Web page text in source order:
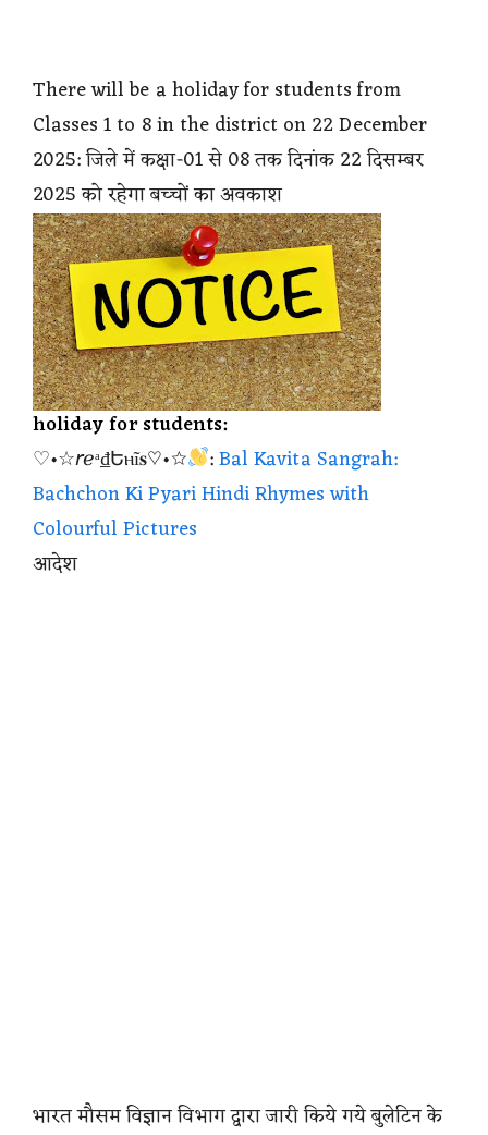
There will be a holiday for students from
Classes 1 to 8 in the district on 22 December
2025: जिले में कक्षा-01 से 08 तक दिनांक 22 दिसम्बर
2025 को रहेगा बच्चों का अवकाश
holiday for students:
♡•☆𝘳ℯᵃ₫Եⲏĩ𝐬♡•☆
:Bal Kavita Sangrah:
Bachchon Ki Pyari Hindi Rhymes with
Colourful Pictures
आदेश
भारत मौसम विज्ञान विभाग द्वारा जारी किये गये बुलेटिन के